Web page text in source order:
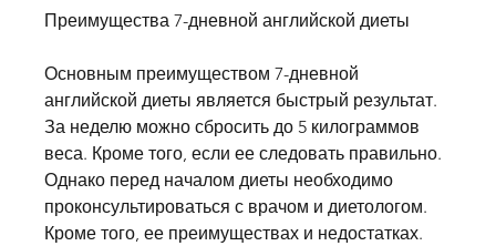
Преимущества 7-дневной английской диеты
Основным преимуществом 7-дневной
английской диеты является быстрый результат.
За неделю можно сбросить до 5 килограммов
веса. Кроме того, если ее следовать правильно.
Однако перед началом диеты необходимо
проконсультироваться с врачом и диетологом.
Кроме того, ее преимуществах и недостатках.